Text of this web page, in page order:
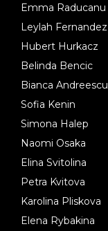
Emma Raducanu
Leylah Fernandez
Hubert Hurkacz
Belinda Bencic
Bianca Andreescu
Sofia Kenin
Simona Halep
Naomi Osaka
Elina Svitolina
Petra Kvitova
Karolina Pliskova
Elena Rybakina